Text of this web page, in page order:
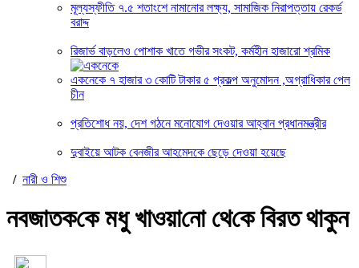
মূল্যস্ফীতি ৭.৫ শতাংশে নামানোর লক্ষ্য, সামাজিক নিরাপত্তায় রেকর্ড
বরাদ্দ
রিজার্ভ বাড়লেও পোশাক খাতে গভীর সংকট, কর্মহীন হাজারো শ্রমিক
একনেকে ৭ হাজার ৩ কোটি টাকার ৫ প্রকল্প অনুমোদন ,অগ্রাধিকার পেল
চীন
প্রতিশোধ নয়, দেশ গঠনে মনোযোগ দেওয়ার আহ্বান প্রধানমন্ত্রীর
দুবাইয়ে আটক বেনজীর আহমেদকে ছেড়ে দেওয়া হয়েছে
/ নারী ও শিশু
নবজাতক‌কে মধু খাওয়‌া‌নো থে‌কে বিরত থাকুন